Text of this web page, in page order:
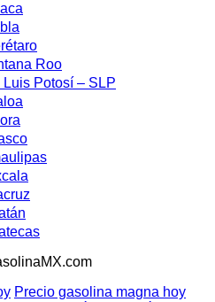
Roo
Potosí – SLP
Precio gasolina magna hoy